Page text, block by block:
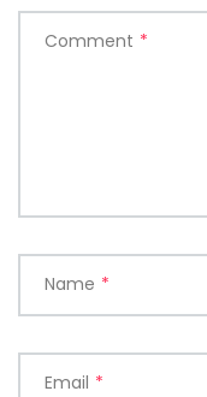
Comment *
Name *
Email *